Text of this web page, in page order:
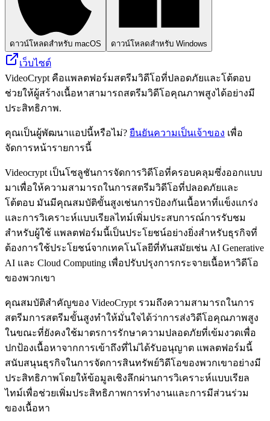
ดาวน์โหลดสำหรับ macOS ดาวน์โหลดสำหรับ Windows
เว็บไซต์
VideoCrypt คือแพลตฟอร์มสตรีมวิดีโอที่ปลอดภัยและโต้ตอบ
ช่วยให้ผู้สร้างเนื้อหาสามารถสตรีมวิดีโอคุณภาพสูงได้อย่างมี
ประสิทธิภาพ.
คุณเป็นผู้พัฒนาแอปนี้หรือไม่? ยืนยันความเป็นเจ้าของ เพื่อ
จัดการหน้ารายการนี้
Videocrypt เป็นโซลูชันการจัดการวิดีโอที่ครอบคลุมซึ่งออกแบบ
มาเพื่อให้ความสามารถในการสตรีมวิดีโอที่ปลอดภัยและ
โต้ตอบ มันมีคุณสมบัติขั้นสูงเช่นการป้องกันเนื้อหาที่แข็งแกร่ง
และการวิเคราะห์แบบเรียลไทม์เพิ่มประสบการณ์การรับชม
สำหรับผู้ใช้ แพลตฟอร์มนี้เป็นประโยชน์อย่างยิ่งสำหรับธุรกิจที่
ต้องการใช้ประโยชน์จากเทคโนโลยีที่ทันสมัยเช่น AI Generative
AI และ Cloud Computing เพื่อปรับปรุงการกระจายเนื้อหาวิดีโอ
ของพวกเขา
คุณสมบัติสำคัญของ VideoCrypt รวมถึงความสามารถในการ
สตรีมการสตรีมขั้นสูงทำให้มั่นใจได้ว่าการส่งวิดีโอคุณภาพสูง
ในขณะที่ยังคงใช้มาตรการรักษาความปลอดภัยที่เข้มงวดเพื่อ
ปกป้องเนื้อหาจากการเข้าถึงที่ไม่ได้รับอนุญาต แพลตฟอร์มนี้
สนับสนุนธุรกิจในการจัดการสินทรัพย์วิดีโอของพวกเขาอย่างมี
ประสิทธิภาพโดยให้ข้อมูลเชิงลึกผ่านการวิเคราะห์แบบเรียล
ไทม์เพื่อช่วยเพิ่มประสิทธิภาพการทำงานและการมีส่วนร่วม
ของเนื้อหา